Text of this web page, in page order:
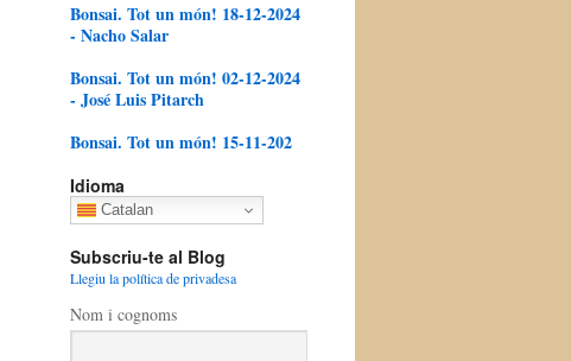
Bonsai. Tot un món! 18-12-2024
- Nacho Salar
Bonsai. Tot un món! 02-12-2024
- José Luis Pitarch
Bonsai. Tot un món! 15-11-202
Idioma
Catalan
Subscriu-te al Blog
Llegiu la política de privadesa
Nom i cognoms